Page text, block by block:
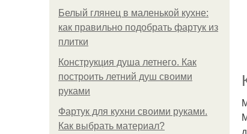
Белый глянец в маленькой кухне:
как правильно подобрать фартук из
плитки
Конструкция душа летнего. Как
построить летний душ своими
руками
Фартук для кухни своими руками.
Как выбрать материал?